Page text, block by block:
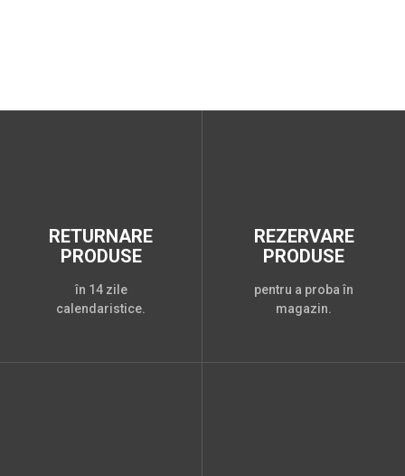
RETURNARE
PRODUSE
în 14 zile
calendaristice.
REZERVARE
PRODUSE
pentru a proba în
magazin.